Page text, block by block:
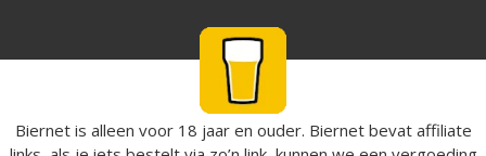
Biernet is alleen voor 18 jaar en ouder. Biernet bevat affiliate